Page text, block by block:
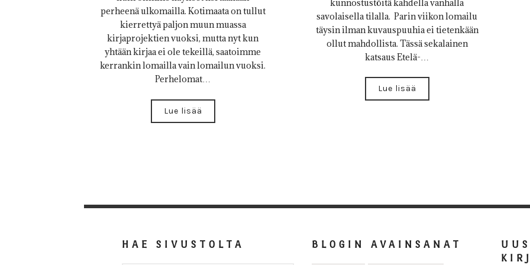
perheenä ulkomailla. Kotimaata on tullut
kierrettyä paljon muun muassa
kirjaprojektien vuoksi, mutta nyt kun
yhtään kirjaa ei ole tekeillä, saatoimme
kerrankin lomailla vain lomailun vuoksi.
Perhelomat…
Lue lisää
kunnostustöitä kahdella vanhalla
savolaisella tilalla. Parin viikon lomailu
täysin ilman kuvauspuuhia ei tietenkään
ollut mahdollista. Tässä sekalainen
katsaus Etelä-…
Lue lisää
HAE SIVUSTOLTA BLOGIN AVAINSANAT